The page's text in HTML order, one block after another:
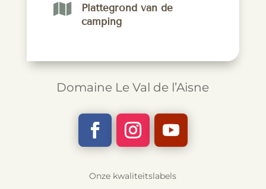

Plattegrond van de
camping
Domaine Le Val de l’Aisne
Onze kwaliteitslabels